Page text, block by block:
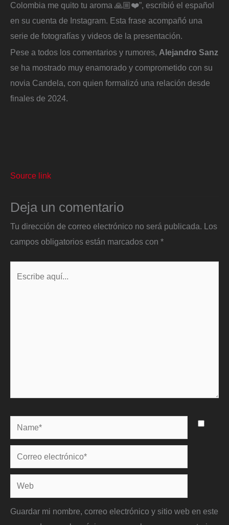
Colombia me quito tu aroma 🙏🏼❤️”, escribió el español
en su cuenta de Instagram. Esta frase acompañó una
serie de fotografías y videos de la presentación.
Pese a todos los comentarios y rumores, Alejandro Sanz
se ha mostrado muy enamorado y comprometido con su
novia Candela, con quien formalizó una relación desde
finales de 2024.
Source link
Deja un comentario
Tu dirección de correo electrónico no será publicada. Los
campos obligatorios están marcados con *
Name*
Correo
electrónico*
Web
Guardar mi nombre, correo electrónico y sitio web en este